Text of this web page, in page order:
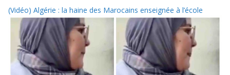
(Vidéo) Algérie : la haine des Marocains enseignée à l’école